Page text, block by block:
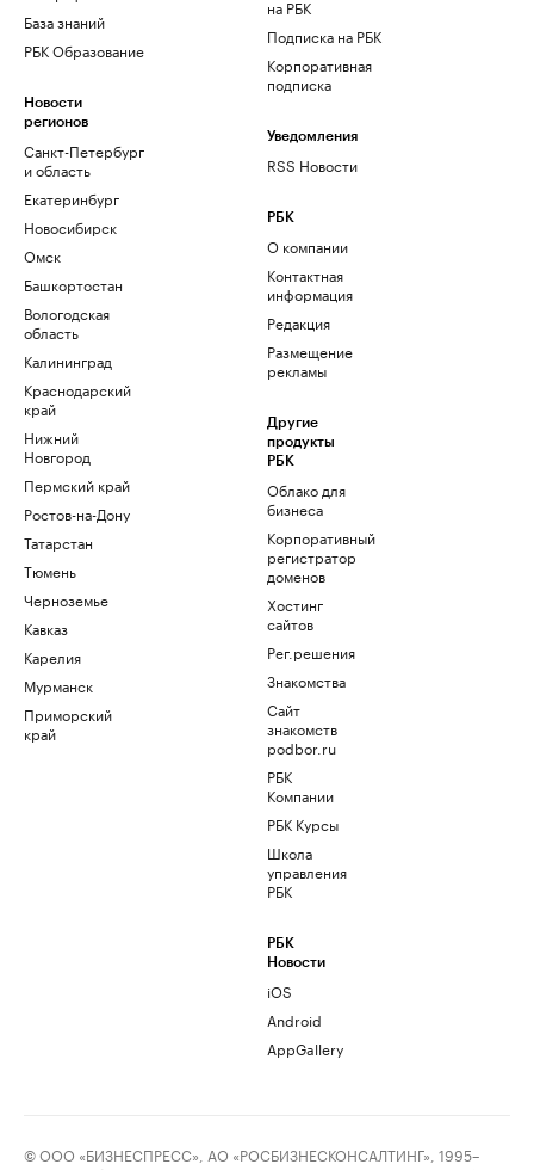
База знаний
РБК Образование
Новости
регионов
Санкт-Петербург
и область
Екатеринбург
Новосибирск
Омск
Башкортостан
Вологодская
область
Калининград
Краснодарский
край
Нижний
Новгород
Пермский край
Ростов-на-Дону
Татарстан
Тюмень
Черноземье
Кавказ
Карелия
Мурманск
Приморский
край
на РБК
Подписка на РБК
Корпоративная
подписка
Уведомления
RSS Новости
РБК
О компании
Контактная
информация
Редакция
Размещение
рекламы
Другие
продукты
РБК
Облако для
бизнеса
Корпоративный
регистратор
доменов
Хостинг
сайтов
Рег.решения
Знакомства
Сайт
знакомств
podbor.ru
РБК
Компании
РБК Курсы
Школа
управления
РБК
РБК
Новости
iOS
Android
AppGallery
© ООО «БИЗНЕСПРЕСС», АО «РОСБИЗНЕСКОНСАЛТИНГ», 1995–